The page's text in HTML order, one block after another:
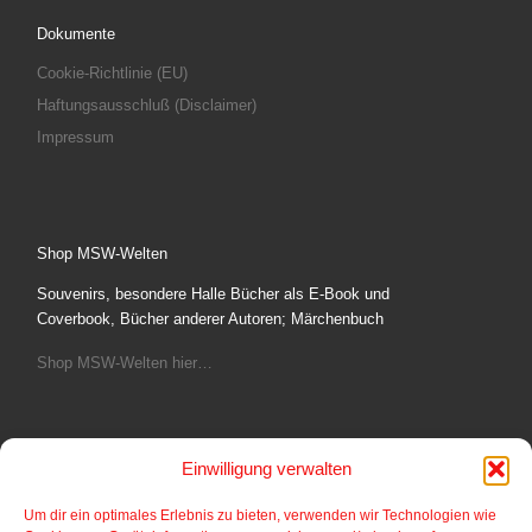
Einwilligung verwalten
Um dir ein optimales Erlebnis zu bieten, verwenden wir Technologien wie
Dokumente
Cookie-Richtlinie (EU)
Haftungsausschluß (Disclaimer)
Impressum
Shop MSW-Welten
Souvenirs, besondere Halle Bücher als E-Book und
Coverbook, Bücher anderer Autoren; Märchenbuch
Shop MSW-Welten hier…